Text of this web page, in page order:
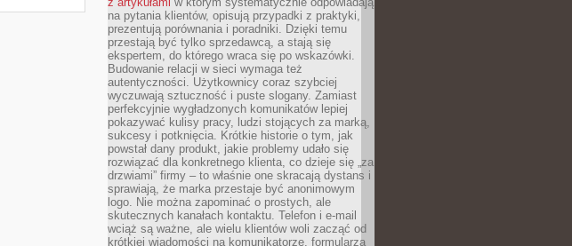
na pytania klientów, opisują przypadki z praktyki,
prezentują porównania i poradniki. Dzięki temu
przestają być tylko sprzedawcą, a stają się
ekspertem, do którego wraca się po wskazówki.
Budowanie relacji w sieci wymaga też
autentyczności. Użytkownicy coraz szybciej
wyczuwają sztuczność i puste slogany. Zamiast
perfekcyjnie wygładzonych komunikatów lepiej
pokazywać kulisy pracy, ludzi stojących za marką,
sukcesy i potknięcia. Krótkie historie o tym, jak
powstał dany produkt, jakie problemy udało się
rozwiązać dla konkretnego klienta, co dzieje się „za
drzwiami” firmy – to właśnie one skracają dystans i
sprawiają, że marka przestaje być anonimowym
logo. Nie można zapominać o prostych, ale
skutecznych kanałach kontaktu. Telefon i e-mail
wciąż są ważne, ale wielu klientów woli zacząć od
krótkiej wiadomości na komunikatorze, formularza